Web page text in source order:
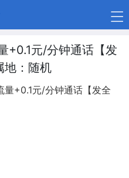
+0.1元/分钟通话【发
地：随机
+0.1元/分钟通话【发全